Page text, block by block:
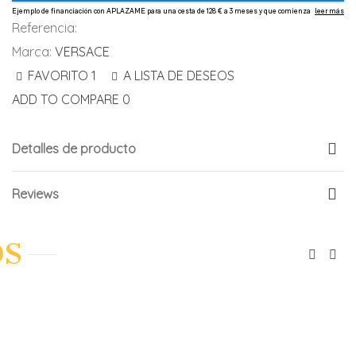
Referencia:
Marca: VERSACE
FAVORITO 1
A LISTA DE DESEOS
ADD TO COMPARE 0
Detalles de producto
Reviews